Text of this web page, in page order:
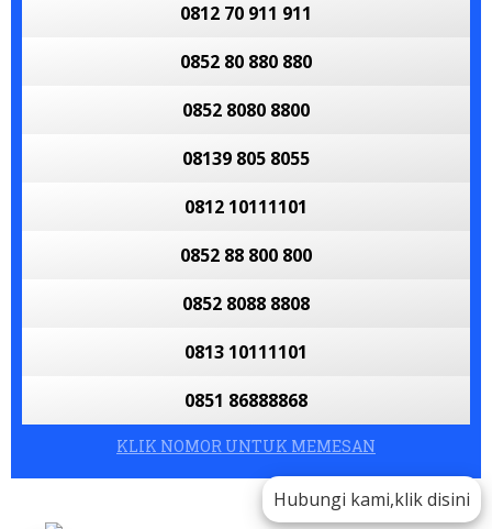
Hubungi kami,klik disini
0812 70 911 911
0852 80 880 880
0852 8080 8800
08139 805 8055
0812 10111101
0852 88 800 800
0852 8088 8808
0813 10111101
0851 86888868
KLIK NOMOR UNTUK MEMESAN